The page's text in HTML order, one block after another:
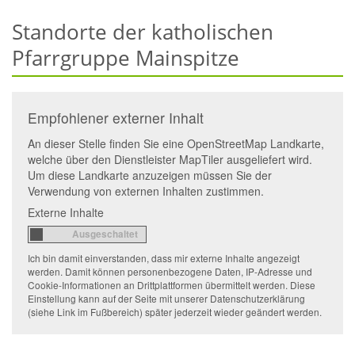
Standorte der katholischen
Pfarrgruppe Mainspitze
Empfohlener externer Inhalt
An dieser Stelle finden Sie eine OpenStreetMap Landkarte,
welche über den Dienstleister MapTiler ausgeliefert wird.
Um diese Landkarte anzuzeigen müssen Sie der
Verwendung von externen Inhalten zustimmen.
Externe Inhalte
Ich bin damit einverstanden, dass mir externe Inhalte angezeigt
werden. Damit können personenbezogene Daten, IP-Adresse und
Cookie-Informationen an Drittplattformen übermittelt werden. Diese
Einstellung kann auf der Seite mit unserer Datenschutzerklärung
(siehe Link im Fußbereich) später jederzeit wieder geändert werden.